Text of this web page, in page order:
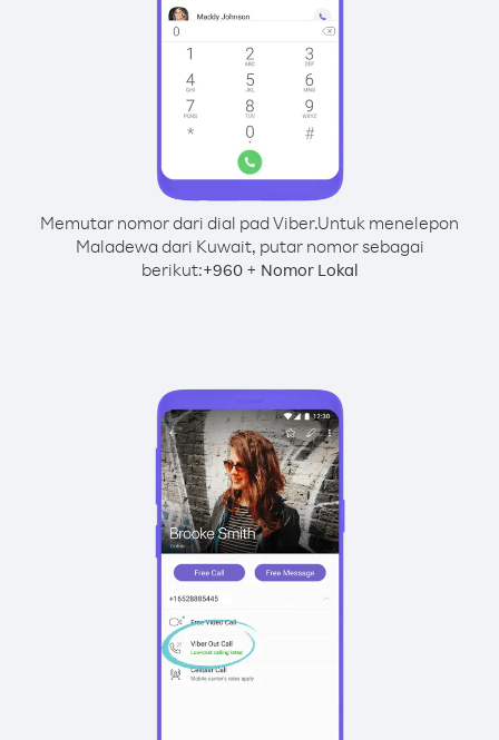
Memutar nomor dari dial pad Viber.Untuk menelepon
Maladewa dari Kuwait, putar nomor sebagai
berikut:+960+ Nomor Lokal